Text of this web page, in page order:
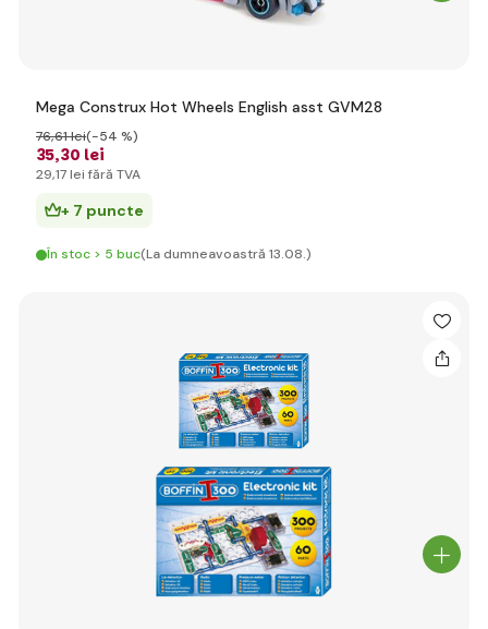
Mega Construx Hot Wheels English asst GVM28
35,30 lei
76,61 lei(-54 %)
29,17 lei fără TVA
+ 7 puncte
În stoc > 5 buc(La dumneavoastră 13.08.)